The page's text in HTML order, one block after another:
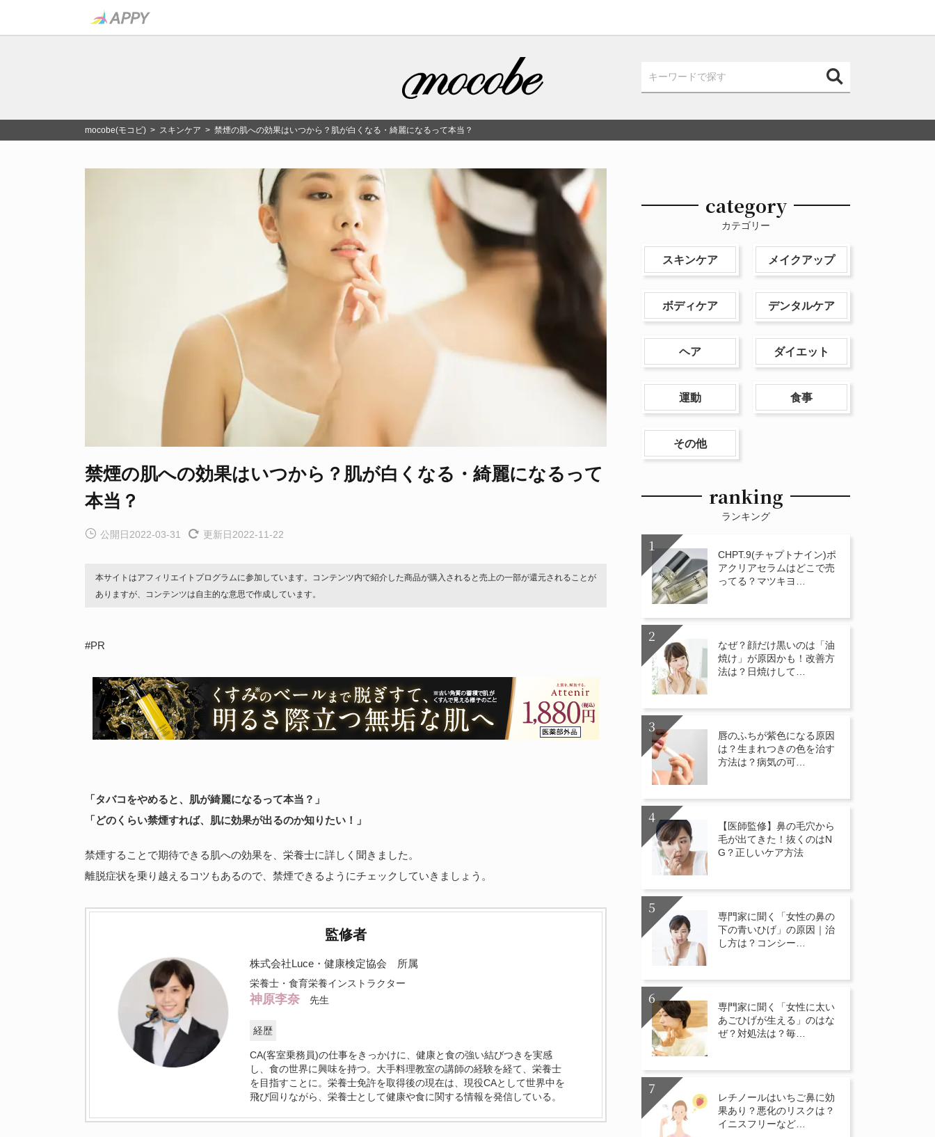
mocobe(モコビ) > スキンケア > 禁煙の肌への効果はいつから？肌が白くなる・綺麗になるって本当？
禁煙の肌への効果はいつから？肌が白くなる・綺麗になるって
本当？
公開日2022-03-31 更新日2022-11-22
本サイトはアフィリエイトプログラムに参加しています。コンテンツ内で紹介した商品が購入されると売上の一部が還元されることが
ありますが、コンテンツは自主的な意思で作成しています。
#PR
「タバコをやめると、肌が綺麗になるって本当？」
「どのくらい禁煙すれば、肌に効果が出るのか知りたい！」
禁煙することで期待できる肌への効果を、栄養士に詳しく聞きました。
離脱症状を乗り越えるコツもあるので、禁煙できるようにチェックしていきましょう。
監修者
株式会社Luce・健康検定協会 所属
栄養士・食育栄養インストラクター
神原李奈 先生
経歴
CA(客室乗務員)の仕事をきっかけに、健康と食の強い結びつきを実感
し、食の世界に興味を持つ。大手料理教室の講師の経験を経て、栄養士
を目指すことに。栄養士免許を取得後の現在は、現役CAとして世界中を
飛び回りながら、栄養士として健康や食に関する情報を発信している。
category
カテゴリー
スキンケア メイクアップ
ボディケア デンタルケア
ヘア ダイエット
運動 食事
その他
ranking
ランキング
CHPT.9(チャプトナイン)ポ
アクリアセラムはどこで売
ってる？マツキヨ…
なぜ？顔だけ黒いのは「油
焼け」が原因かも！改善方
法は？日焼けして…
唇のふちが紫色になる原因
は？生まれつきの色を治す
方法は？病気の可…
【医師監修】鼻の毛穴から
毛が出てきた！抜くのはN
G？正しいケア方法
専門家に聞く「女性の鼻の
下の青いひげ」の原因｜治
し方は？コンシー…
専門家に聞く「女性に太い
あごひげが生える」のはな
ぜ？対処法は？毎…
レチノールはいちご鼻に効
果あり？悪化のリスクは？
イニスフリーなど…